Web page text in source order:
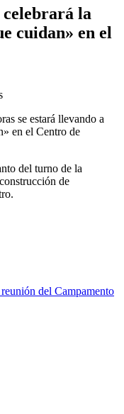
celebrará la
cuidan» en el
se estará llevando a
en el Centro de
del turno de la
de
del Campamento